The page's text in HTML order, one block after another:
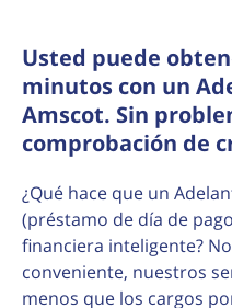
Usted puede
minutos con un
Amscot. Sin
comprobación de
¿Qué hace que un
(préstamo de día de
financiera inteligente?
conveniente, nuestros
menos que los cargos